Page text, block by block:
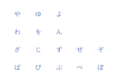
や ゆ よ
わ を ん
ざ じ ず ぜ ぞ
ば び ぶ べ ぼ